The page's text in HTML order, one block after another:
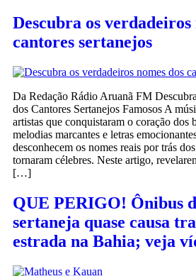
Descubra os verdadeiros
cantores sertanejos
Da Redação Rádio Aruanã FM
dos Cantores Sertanejos Famosos A
artistas que conquistaram o coração dos
melodias marcantes e letras
desconhecem os nomes reais por trás
tornaram célebres. Neste artigo,
[…]
QUE PERIGO! Ônibus
sertaneja quase causa
estrada na Bahia; veja